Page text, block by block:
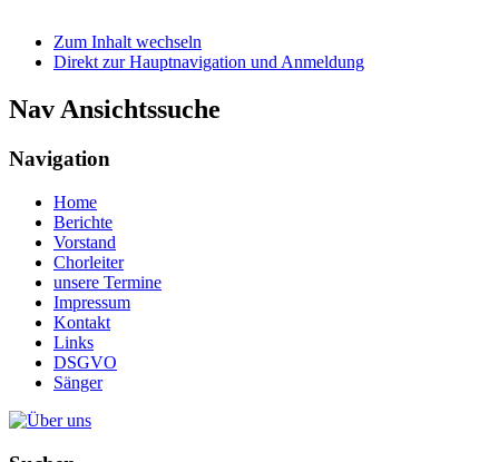
Zum Inhalt wechseln
Direkt zur Hauptnavigation und Anmeldung
Nav Ansichtssuche
Navigation
Home
Berichte
Vorstand
Chorleiter
unsere Termine
Impressum
Kontakt
Links
DSGVO
Sänger